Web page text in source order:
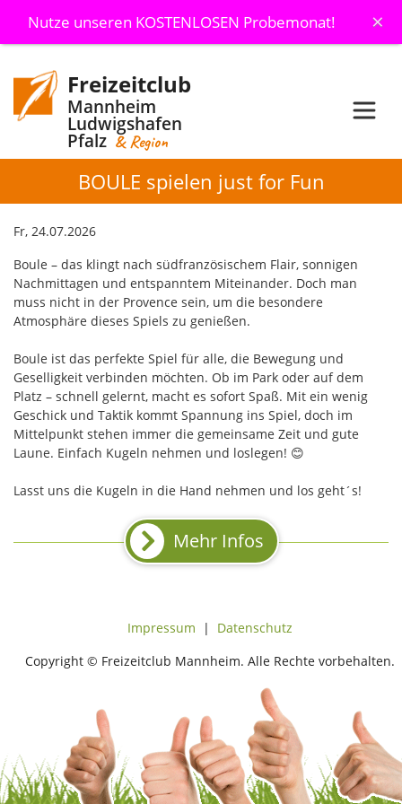
Nutze unseren KOSTENLOSEN Probemonat! ×
Freizeitclub
Mannheim
Ludwigshafen
Pfalz & Region
BOULE spielen just for Fun
Fr, 24.07.2026
Boule – das klingt nach südfranzösischem Flair, sonnigen
Nachmittagen und entspanntem Miteinander. Doch man
muss nicht in der Provence sein, um die besondere
Atmosphäre dieses Spiels zu genießen.
Boule ist das perfekte Spiel für alle, die Bewegung und
Geselligkeit verbinden möchten. Ob im Park oder auf dem
Platz – schnell gelernt, macht es sofort Spaß. Mit ein wenig
Geschick und Taktik kommt Spannung ins Spiel, doch im
Mittelpunkt stehen immer die gemeinsame Zeit und gute
Laune. Einfach Kugeln nehmen und loslegen! 😊
Lasst uns die Kugeln in die Hand nehmen und los geht´s!
Mehr Infos
Impressum | Datenschutz
Copyright © Freizeitclub Mannheim. Alle Rechte vorbehalten.